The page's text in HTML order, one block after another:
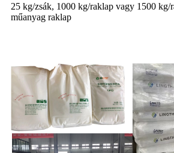
25 kg/zsák, 1000 kg/raklap vagy 1500
műanyag raklap